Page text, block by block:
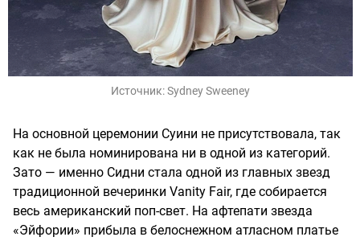
Источник:Sydney Sweeney
На основной церемонии Суини не присутствовала, так
как не была номинирована ни в одной из категорий.
Зато — именно Сидни стала одной из главных звезд
традиционной вечеринки Vanity Fair, где собирается
весь американский поп-свет. На афтепати звезда
«Эйфории» прибыла в белоснежном атласном платье